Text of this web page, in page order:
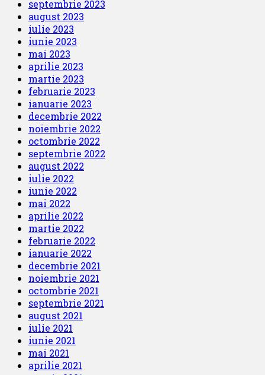
septembrie 2023
august 2023
iulie 2023
iunie 2023
mai 2023
aprilie 2023
martie 2023
februarie 2023
ianuarie 2023
decembrie 2022
noiembrie 2022
octombrie 2022
septembrie 2022
august 2022
iulie 2022
iunie 2022
mai 2022
aprilie 2022
martie 2022
februarie 2022
ianuarie 2022
decembrie 2021
noiembrie 2021
octombrie 2021
septembrie 2021
august 2021
iulie 2021
iunie 2021
mai 2021
aprilie 2021